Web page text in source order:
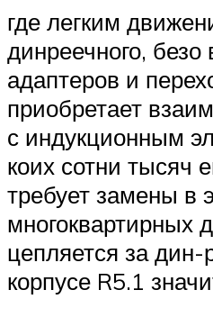
где легким
динреечного, безо
адаптеров и
приобретает
с индукционным
коих сотни тысяч
требует замены в
многоквартирных
цепляется за дин-
корпусе R5.1